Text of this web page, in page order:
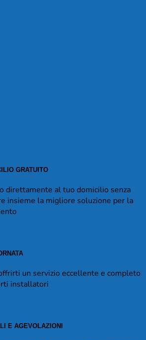
GRATUITO
direttamente al tuo domicilio senza
insieme la migliore soluzione per la
un servizio eccellente e completo
installatori
E AGEVOLAZIONI